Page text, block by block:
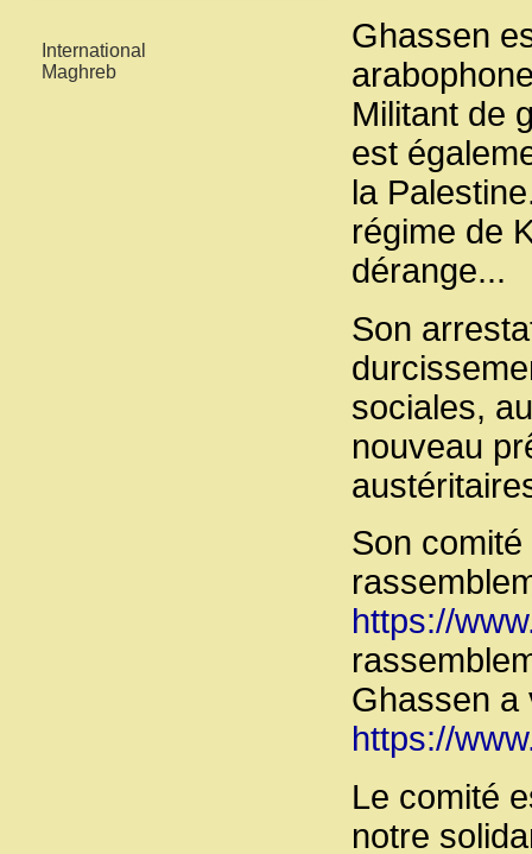
Ghassen
Militant de
est
la
régime de
dérange...
Son
sociales,
nouveau
Son
https://
Ghassen a
https://
Le comité
notre
International
Maghreb